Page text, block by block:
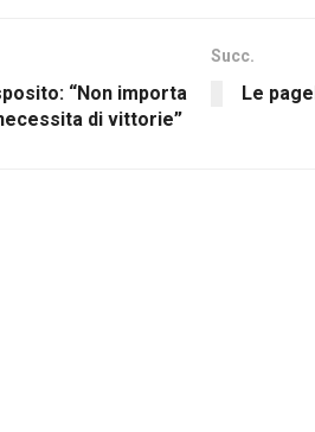
“Non importa
di vittorie”
Succ.
Le